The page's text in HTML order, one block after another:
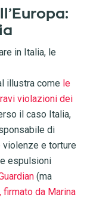
in Italia, le
illustra come le
violazioni dei
il caso Italia,
di
violenze e torture
espulsioni
(ma
firmato da Marina